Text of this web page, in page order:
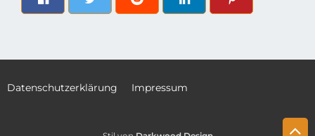
Datenschutzerklärung Impressum